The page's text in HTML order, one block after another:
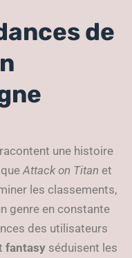
de
une histoire
queAttack on Titan et
les classements,
genre en constante
des utilisateurs
fantasy séduisent les